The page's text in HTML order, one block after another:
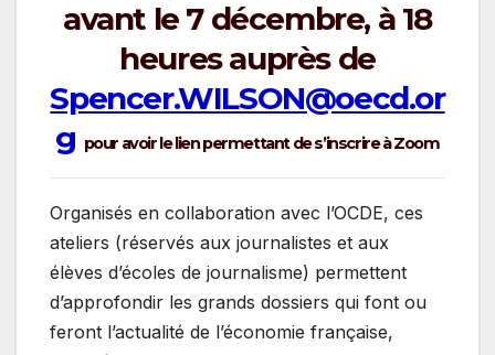
avant le 7 décembre, à 18
heures auprès de
Spencer.WILSON@oecd.or
g pour avoir le lien permettant de s’inscrire à Zoom
Organisés en collaboration avec l’OCDE, ces
ateliers (réservés aux journalistes et aux
élèves d’écoles de journalisme) permettent
d’approfondir les grands dossiers qui font ou
feront l’actualité de l’économie française,